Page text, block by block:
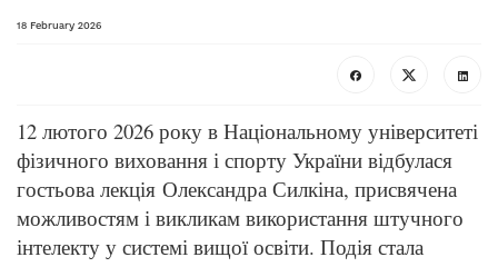
18 February 2026
12 лютого 2026 року в Національному університеті
фізичного виховання і спорту України відбулася
гостьова лекція Олександра Силкіна, присвячена
можливостям і викликам використання штучного
інтелекту у системі вищої освіти. Подія стала